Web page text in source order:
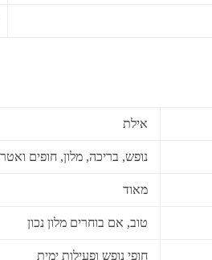
אילת
נופש, בריכה, מלון, חופים
מאוד
טוב, אם בוחרים מלון נכון
חופי נופש ופעילות ימית